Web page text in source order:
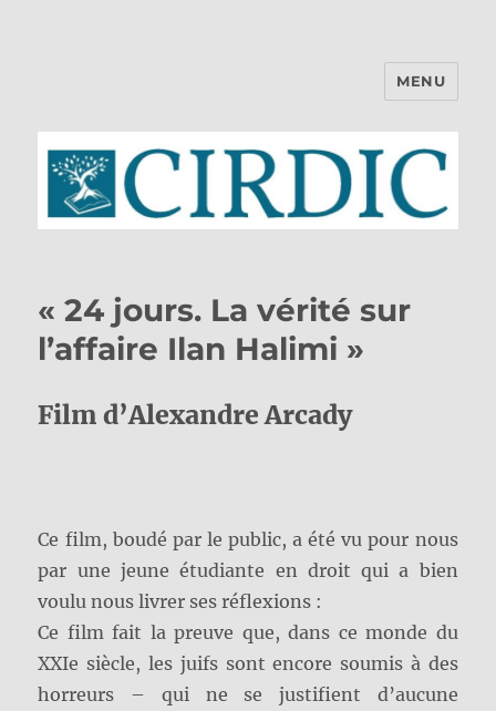
MENU
« 24 jours. La vérité sur
l’affaire Ilan Halimi »
Film d’Alexandre Arcady
Ce film, boudé par le public, a été vu pour nous
par une jeune étudiante en droit qui a bien
voulu nous livrer ses réflexions :
Ce film fait la preuve que, dans ce monde du
XXIe siècle, les juifs sont encore soumis à des
horreurs – qui ne se justifient d’aucune